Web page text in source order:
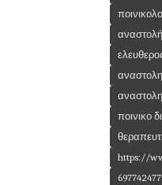
αναστολή
ποινικο
https://